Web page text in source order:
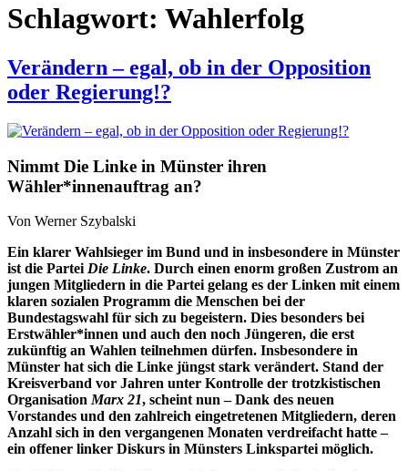
Schlagwort: Wahlerfolg
Verändern – egal, ob in der Opposition
oder Regierung!?
Nimmt Die Linke in Münster ihren
Wähler*innenauftrag an?
Von Werner Szybalski
Ein klarer Wahlsieger im Bund und in insbesondere in Münster
ist die Partei Die Linke. Durch einen enorm großen Zustrom an
jungen Mitgliedern in die Partei gelang es der Linken mit einem
klaren sozialen Programm die Menschen bei der
Bundestagswahl für sich zu begeistern. Dies besonders bei
Erstwähler*innen und auch den noch Jüngeren, die erst
zukünftig an Wahlen teilnehmen dürfen. Insbesondere in
Münster hat sich die Linke jüngst stark verändert. Stand der
Kreisverband vor Jahren unter Kontrolle der trotzkistischen
Organisation Marx 21, scheint nun – Dank des neuen
Vorstandes und den zahlreich eingetretenen Mitgliedern, deren
Anzahl sich in den vergangenen Monaten verdreifacht hatte –
ein offener linker Diskurs in Münsters Linkspartei möglich.